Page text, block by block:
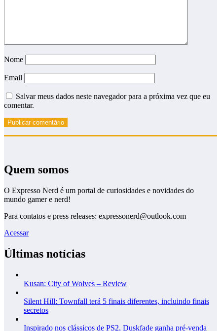
Nome
Email
Salvar meus dados neste navegador para a próxima vez que eu
comentar.
Quem somos
O Expresso Nerd é um portal de curiosidades e novidades do
mundo gamer e nerd!
Para contatos e press releases: expressonerd@outlook.com
Acessar
Últimas notícias
Kusan: City of Wolves – Review
Silent Hill: Townfall terá 5 finais diferentes, incluindo finais
secretos
Inspirado nos clássicos de PS2, Duskfade ganha pré-venda